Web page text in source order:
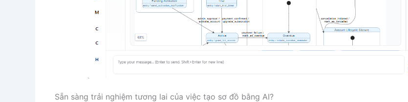
Sẵn sàng trải nghiệm tương lai của việc tạo sơ đồ bằng AI?